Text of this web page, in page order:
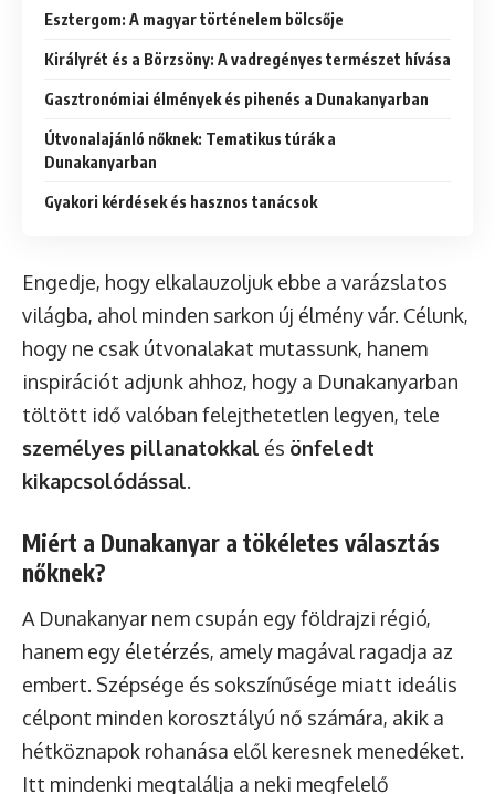
Esztergom: A magyar történelem bölcsője
Királyrét és a Börzsöny: A vadregényes természet hívása
Gasztronómiai élmények és pihenés a Dunakanyarban
Útvonalajánló nőknek: Tematikus túrák a
Dunakanyarban
Gyakori kérdések és hasznos tanácsok
Engedje, hogy elkalauzoljuk ebbe a varázslatos
világba, ahol minden sarkon új élmény vár. Célunk,
hogy ne csak útvonalakat mutassunk, hanem
inspirációt adjunk ahhoz, hogy a Dunakanyarban
töltött idő valóban felejthetetlen legyen, tele
személyes pillanatokkal és önfeledt
kikapcsolódással.
Miért a Dunakanyar a tökéletes választás
nőknek?
A Dunakanyar nem csupán egy földrajzi régió,
hanem egy életérzés, amely magával ragadja az
embert. Szépsége és sokszínűsége miatt ideális
célpont minden korosztályú nő számára, akik a
hétköznapok rohanása elől keresnek menedéket.
Itt mindenki megtalálja a neki megfelelő